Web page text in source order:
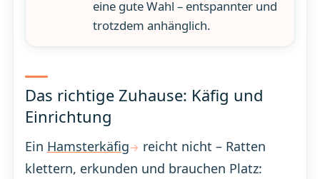
eine gute Wahl – entspannter und
trotzdem anhänglich.
Das richtige Zuhause: Käfig und
Einrichtung
Ein Hamsterkäfig
reicht nicht – Ratten
klettern, erkunden und brauchen Platz: